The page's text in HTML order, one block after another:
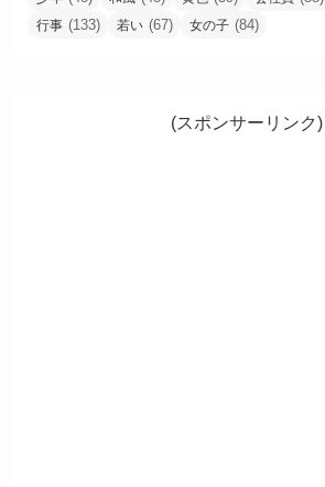
行事 (133) 若い (67) 女の子 (84)
(スポンサーリンク)